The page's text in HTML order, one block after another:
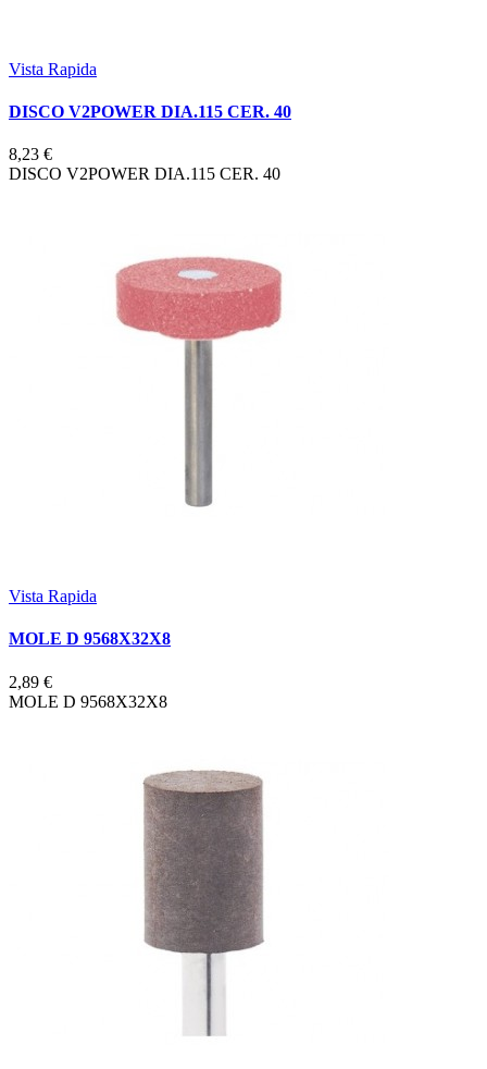
Vista Rapida
DISCO V2POWER DIA.115 CER. 40
8,23 €
DISCO V2POWER DIA.115 CER. 40
Vista Rapida
MOLE D 9568X32X8
2,89 €
MOLE D 9568X32X8